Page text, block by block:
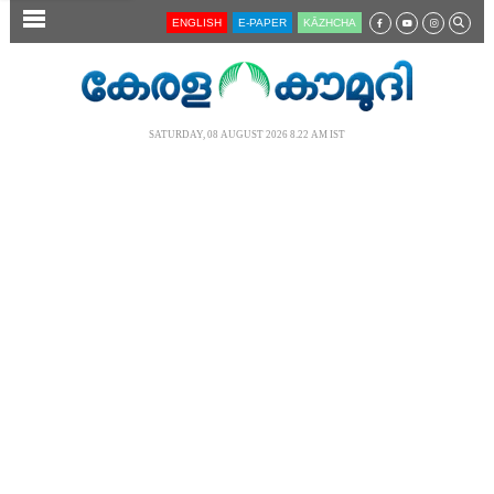
SECTIONS ENGLISH E-PAPER KĀZHCHA
SATURDAY, 08 AUGUST 2026 8.22 AM IST